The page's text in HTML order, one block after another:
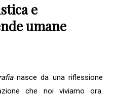
e
umane
nasce da una riflessione
che noi viviamo ora.